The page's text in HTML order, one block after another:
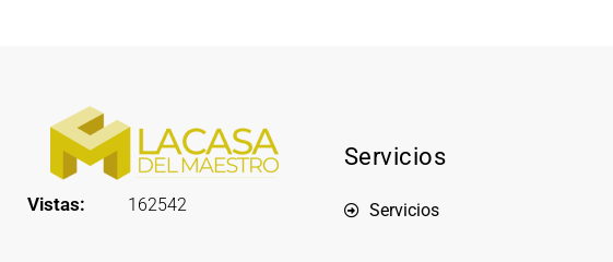
Vistas: 162542
Servicios
Servicios